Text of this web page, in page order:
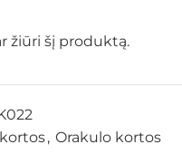
žiūri šį produktą.
, Orakulo kortos